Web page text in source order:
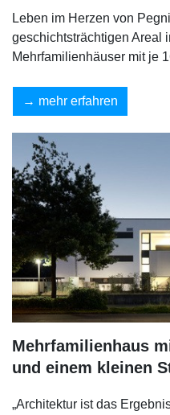
Leben im Herzen von
geschichtsträchtigen Areal
Mehrfamilienhäuser mit je
mehr erfahren
Mehrfamilienhaus
und einem kleinen
„Architektur ist das